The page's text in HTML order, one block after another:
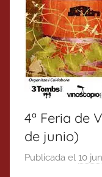
4ª Feria de
de junio)
Publicada el 10